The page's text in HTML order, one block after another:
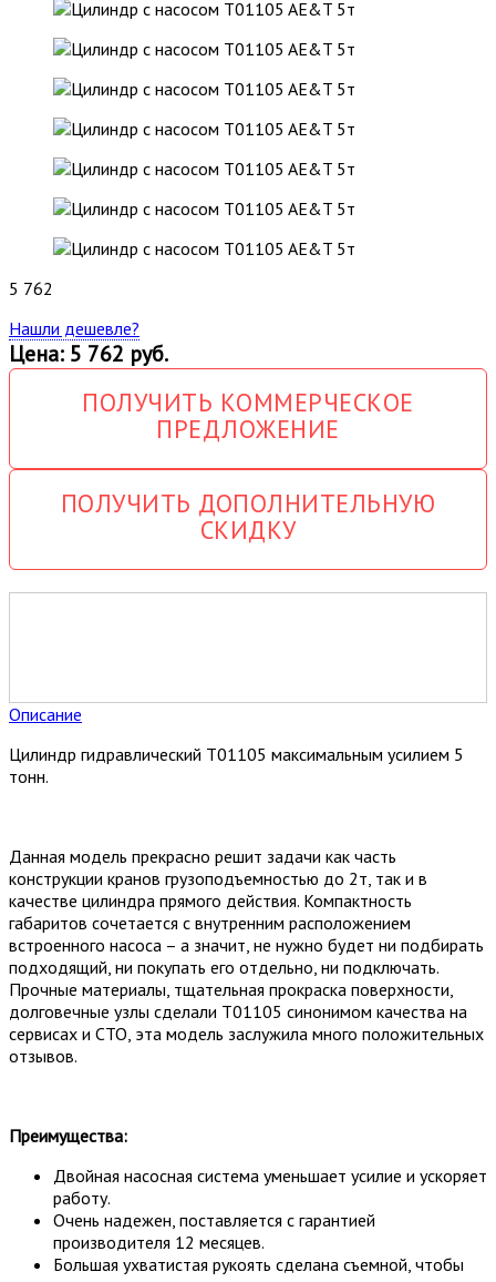
5 762
Нашли дешевле?
Цена: 5 762 руб.
ПОЛУЧИТЬ КОММЕРЧЕСКОЕ
ПРЕДЛОЖЕНИЕ
ПОЛУЧИТЬ ДОПОЛНИТЕЛЬНУЮ
СКИДКУ
Описание
Цилиндр гидравлический T01105 максимальным усилием 5
тонн.
Данная модель прекрасно решит задачи как часть
конструкции кранов грузоподъемностью до 2т, так и в
качестве цилиндра прямого действия. Компактность
габаритов сочетается с внутренним расположением
встроенного насоса – а значит, не нужно будет ни подбирать
подходящий, ни покупать его отдельно, ни подключать.
Прочные материалы, тщательная прокраска поверхности,
долговечные узлы сделали T01105 синонимом качества на
сервисах и СТО, эта модель заслужила много положительных
отзывов.
Преимущества:
Двойная насосная система уменьшает усилие и ускоряет
работу.
Очень надежен, поставляется с гарантией
производителя 12 месяцев.
Большая ухватистая рукоять сделана съемной, чтобы